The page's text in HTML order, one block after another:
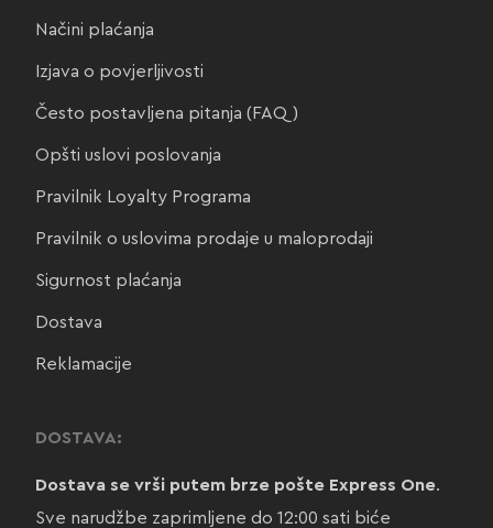
Načini plaćanja
Izjava o povjerljivosti
Često postavljena pitanja (FAQ)
Opšti uslovi poslovanja
Pravilnik Loyalty Programa
Pravilnik o uslovima prodaje u maloprodaji
Sigurnost plaćanja
Dostava
Reklamacije
DOSTAVA:
Dostava se vrši putem brze pošte Express One.
Sve narudžbe zaprimljene do 12:00 sati biće